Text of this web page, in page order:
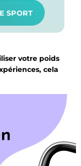
SPORT
votre poids
cela